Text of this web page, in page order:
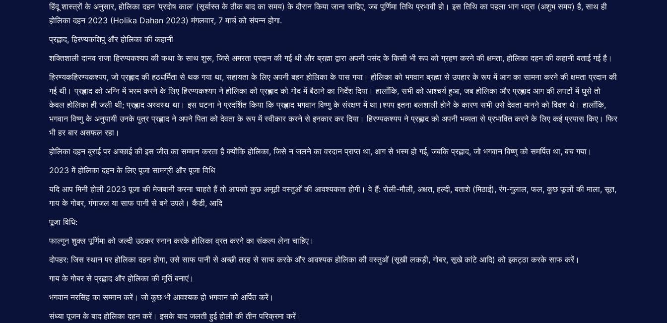
हिंदू शास्त्रों के अनुसार, होलिका दहन ‘प्रदोष काल’ (सूर्यास्त के ठीक बाद का समय) के दौरान किया जाना चाहिए, जब पूर्णिमा तिथि प्रभावी हो। इस तिथि का पहला भाग भद्रा (अशुभ समय) है, साथ ही
होलिका दहन 2023 (Holika Dahan 2023) मंगलवार, 7 मार्च को संपन्न होगा.
प्रह्लाद, हिरण्यकशिपु और होलिका की कहानी
शक्तिशाली दानव राजा हिरण्यकश्यप की कथा के साथ शुरू, जिसे अमरता प्रदान की गई थी और ब्रह्मा द्वारा अपनी पसंद के किसी भी रूप को ग्रहण करने की क्षमता, होलिका दहन की कहानी बताई गई है।
हिरण्यकहिरण्यकश्यप, जो प्रह्लाद की हठधर्मिता से थक गया था, सहायता के लिए अपनी बहन होलिका के पास गया। होलिका को भगवान ब्रह्मा से उपहार के रूप में आग का सामना करने की क्षमता प्रदान की
गई थी। प्रह्लाद को अग्नि में भस्म करने के लिए हिरण्यकश्यप ने होलिका को प्रह्लाद को गोद में बैठाने का निर्देश दिया। हालाँकि, सभी को आश्चर्य हुआ, जब होलिका और प्रह्लाद आग की लपटों में घुसे तो
केवल होलिका ही जली थी; प्रह्लाद अस्वस्थ था। इस घटना ने प्रदर्शित किया कि प्रह्लाद भगवान विष्णु के संरक्षण में था।श्यप इतना बलशाली होने के कारण सभी उसे देवता मानने को विवश थे। हालाँकि,
भगवान विष्णु के अनुयायी उनके पुत्र प्रह्लाद ने अपने पिता को देवता के रूप में स्वीकार करने से इनकार कर दिया। हिरण्यकश्यप ने प्रह्लाद को अपनी भव्यता से प्रभावित करने के लिए कई प्रयास किए। फिर
भी हर बार असफल रहा।
होलिका दहन बुराई पर अच्छाई की इस जीत का सम्मान करता है क्योंकि होलिका, जिसे न जलने का वरदान प्राप्त था, आग से भस्म हो गई, जबकि प्रह्लाद, जो भगवान विष्णु को समर्पित था, बच गया।
2023 में होलिका दहन के लिए पूजा सामग्री और पूजा विधि
यदि आप मिनी होली 2023 पूजा की मेजबानी करना चाहते हैं तो आपको कुछ अनूठी वस्तुओं की आवश्यकता होगी। वे हैं: रोली-मौली, अक्षत, हल्दी, बताशे (मिठाई), रंग-गुलाल, फल, कुछ फूलों की माला, सूत,
गाय के गोबर, गंगाजल या साफ पानी से बने उपले। कैंडी, आदि
पूजा विधि:
फाल्गुन शुक्ल पूर्णिमा को जल्दी उठकर स्नान करके होलिका व्रत करने का संकल्प लेना चाहिए।
दोपहर: जिस स्थान पर होलिका दहन होगा, उसे साफ पानी से अच्छी तरह से साफ करके और आवश्यक होलिका की वस्तुओं (सूखी लकड़ी, गोबर, सूखे कांटे आदि) को इकट्ठा करके साफ करें।
गाय के गोबर से प्रह्लाद और होलिका की मूर्ति बनाएं।
भगवान नरसिंह का सम्मान करें। जो कुछ भी आवश्यक हो भगवान को अर्पित करें।
संध्या पूजन के बाद होलिका दहन करें। इसके बाद जलती हुई होली की तीन परिक्रमा करें।